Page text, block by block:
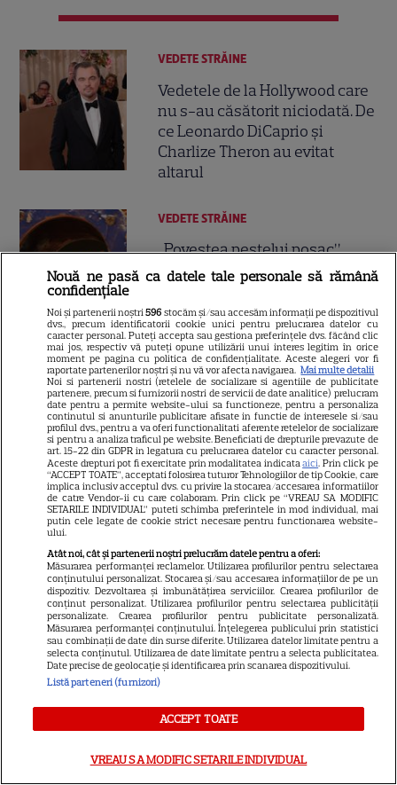
VEDETE STRĂINE
Vedetele de la Hollywood care
nu s-au căsătorit niciodată. De
ce Leonardo DiCaprio și
Charlize Theron au evitat
altarul
11
VEDETE STRĂINE
„Povestea peștelui posac”,
aventura animată inspirată
dintr-un bestseller The New
York Times, ajunge în
cinematografe pe 7 august
68
VEDETE ROMÂNEŞTI
Vedete din România care au
ales nume speciale pentru
copii: de la Nina, fetița Laurei
Cosoi, la Jessica lui Pepe și
Josephine a Ginei Pistol
16
Oana Monea, dezvăluiri despre
„Insula Iubirii: Reuniuni”. Ce
spune despre foștii
concurenți: „Anumite lucruri
au rămas nerezolvate”
EXCLUSIV
Tabloidele scriu despre o nouă
idilă: „Irina Shayk se iubește cu
Nouă ne pasă ca datele tale personale să rămână
confidențiale
Noi și partenerii noștri596 stocăm și/sau accesăm informații pe dispozitivul
dvs., precum identificatorii cookie unici pentru prelucrarea datelor cu
caracter personal. Puteți accepta sau gestiona preferințele dvs. făcând clic
mai jos, respectiv vă puteți opune utilizării unui interes legitim în orice
moment pe pagina cu politica de confidențialitate. Aceste alegeri vor fi
raportate partenerilor noștri și nu vă vor afecta navigarea. Mai multe detalii
Noi si partenerii nostri (retelele de socializare si agentiile de publicitate
partenere, precum si furnizorii nostri de servicii de date analitice) prelucram
date pentru a permite website-ului sa functioneze, pentru a personaliza
continutul si anunturile publicitare afisate in functie de interesele si/sau
profilul dvs., pentru a va oferi functionalitati aferente retelelor de socializare
si pentru a analiza traficul pe website. Beneficiati de drepturile prevazute de
art. 15-22 din GDPR in legatura cu prelucrarea datelor cu caracter personal.
Aceste drepturi pot fi exercitate prin modalitatea indicataaici. Prin click pe
“ACCEPT TOATE”, acceptati folosirea tuturor Tehnologiilor de tip Cookie, care
implica inclusiv acceptul dvs. cu privire la stocarea/accesarea informatiilor
de catre Vendor-ii cu care colaboram. Prin click pe “VREAU SA MODIFIC
SETARILE INDIVIDUAL” puteti schimba preferintele in mod individual, mai
putin cele legate de cookie strict necesare pentru functionarea website-
ului.
Atât noi, cât și partenerii noștri prelucrăm datele pentru a oferi:
Măsurarea performanței reclamelor. Utilizarea profilurilor pentru selectarea
conținutului personalizat. Stocarea și/sau accesarea informațiilor de pe un
dispozitiv. Dezvoltarea și îmbunătățirea serviciilor. Crearea profilurilor de
conținut personalizat. Utilizarea profilurilor pentru selectarea publicității
personalizate. Crearea profilurilor pentru publicitate personalizată.
Măsurarea performanței conținutului. Înțelegerea publicului prin statistici
sau combinații de date din surse diferite. Utilizarea datelor limitate pentru a
selecta conținutul. Utilizarea de date limitate pentru a selecta publicitatea.
Date precise de geolocație și identificarea prin scanarea dispozitivului.
Listă parteneri (furnizori)
ACCEPT TOATE
VREAU SA MODIFIC SETARILE INDIVIDUAL